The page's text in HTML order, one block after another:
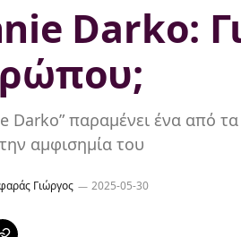
Darko:
Darko” παραμένει ένα από
αμφισημία του
Γιώργος 2025-05-30